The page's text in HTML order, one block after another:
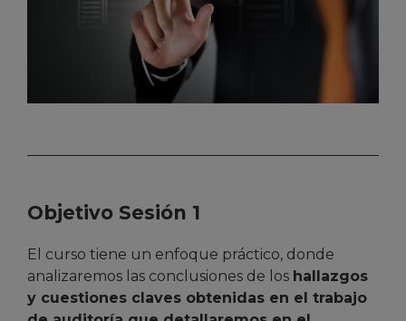
Objetivo Sesión 1
El curso tiene un enfoque práctico, donde
analizaremos las conclusiones de los hallazgos
y cuestiones claves obtenidas en el trabajo